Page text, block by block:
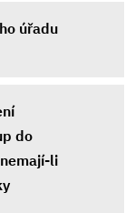
úřadu
do
li